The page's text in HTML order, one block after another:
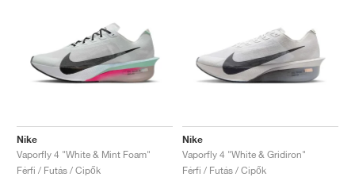
Nike
Vaporfly 4 "White & Mint Foam"
Férfi / Futás / Cipők
Nike
Vaporfly 4 "White & Gridiron"
Férfi / Futás / Cipők